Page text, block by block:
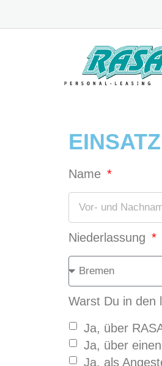
Name
Niederlassung
Warst Du in den
Ja, über
Ja, über
Ja, als